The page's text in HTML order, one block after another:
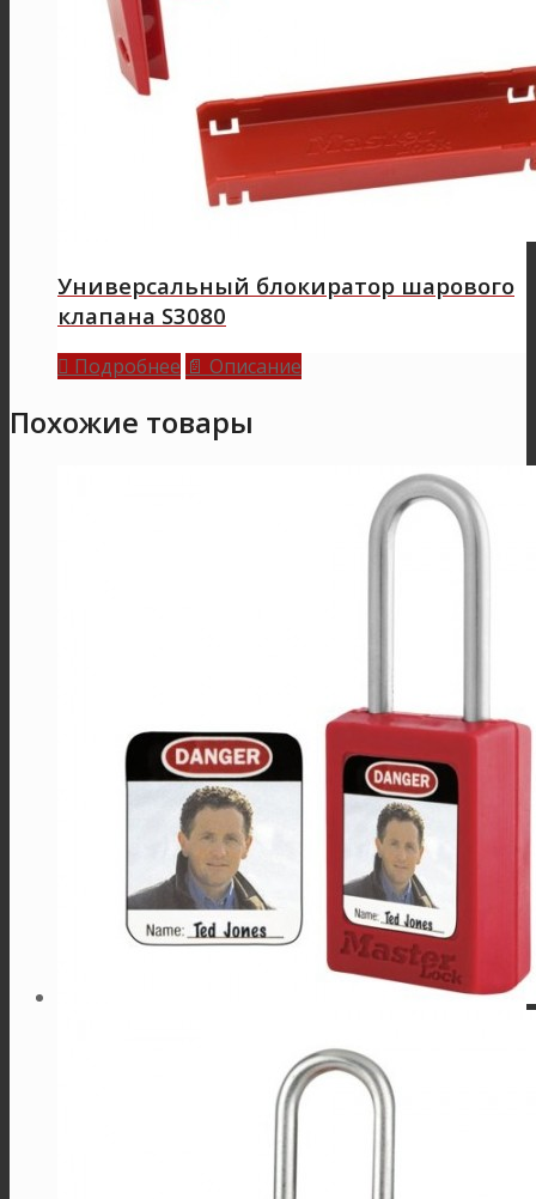
Универсальный блокиратор шарового
клапана S3080
 Подробнее 📄 Описание
Похожие товары